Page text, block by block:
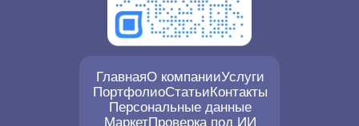
ГлавнаяО компанииУслуги
ПортфолиоСтатьиКонтакты
Персональные данные
МаркетПроверка под ИИ